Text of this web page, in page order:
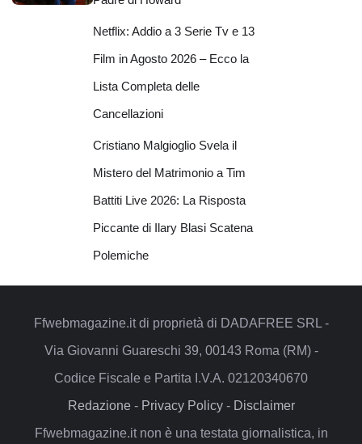
Netflix: Addio a 3 Serie Tv e 13
Film in Agosto 2026 – Ecco la
Lista Completa delle
Cancellazioni
Cristiano Malgioglio Svela il
Mistero del Matrimonio a Tim
Battiti Live 2026: La Risposta
Piccante di Ilary Blasi Scatena
Polemiche
Ffwebmagazine.it di proprietà di DADAFREE SRL -
Via Giovanni Guareschi 39, 00143 Roma (RM) -
Codice Fiscale e Partita I.V.A. 02120340670
Redazione- Privacy Policy- Disclaimer
Ffwebmagazine.it non è una testata giornalistica, in